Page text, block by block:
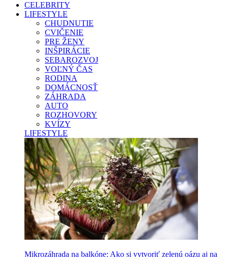
CELEBRITY
LIFESTYLE
CHUDNUTIE
CVIČENIE
PRE ŽENY
INŠPIRÁCIE
SEBAROZVOJ
VOĽNÝ ČAS
RODINA
DOMÁCNOSŤ
ZÁHRADA
AUTO
ROZHOVORY
KVÍZY
LIFESTYLE
Mikrozáhrada na balkóne: Ako si vytvoriť zelenú oázu aj na